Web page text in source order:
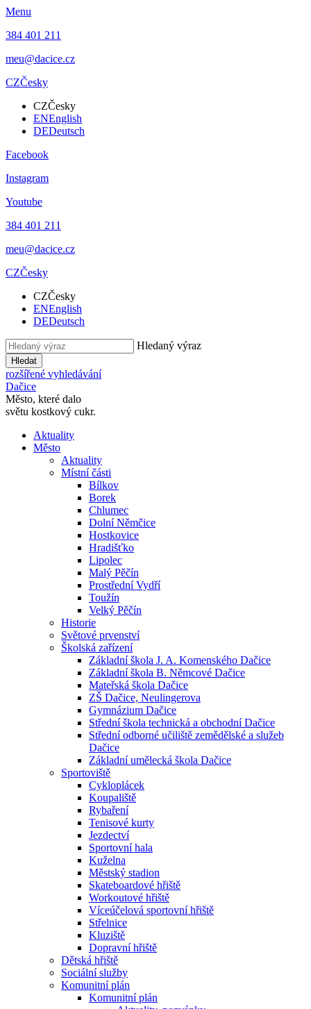
Menu
384 401 211
meu@dacice.cz
CZČesky
CZČesky
ENEnglish
DEDeutsch
Facebook
Instagram
Youtube
384 401 211
meu@dacice.cz
CZČesky
CZČesky
ENEnglish
DEDeutsch
Hledaný výraz
Hledat
rozšířené vyhledávání
Dačice
Město, které dalo
světu kostkový cukr.
Aktuality
Město
Aktuality
Místní části
Bílkov
Borek
Chlumec
Dolní Němčice
Hostkovice
Hradišťko
Lipolec
Malý Pěčín
Prostřední Vydří
Toužín
Velký Pěčín
Historie
Světové prvenství
Školská zařízení
Základní škola J. A. Komenského Dačice
Základní škola B. Němcové Dačice
Mateřská škola Dačice
ZŠ Dačice, Neulingerova
Gymnázium Dačice
Střední škola technická a obchodní Dačice
Střední odborné učiliště zemědělské a služeb
Dačice
Základní umělecká škola Dačice
Sportoviště
Cykloplácek
Koupaliště
Rybaření
Tenisové kurty
Jezdectví
Sportovní hala
Kuželna
Městský stadion
Skateboardové hřiště
Workoutové hřiště
Víceúčelová sportovní hřiště
Střelnice
Kluziště
Dopravní hřiště
Dětská hřiště
Sociální služby
Komunitní plán
Komunitní plán